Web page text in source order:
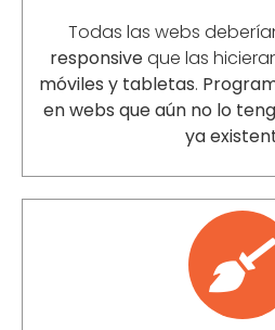
Todas las webs
responsiveque las
móviles y tabletas.
en webs que aún no lo
ya